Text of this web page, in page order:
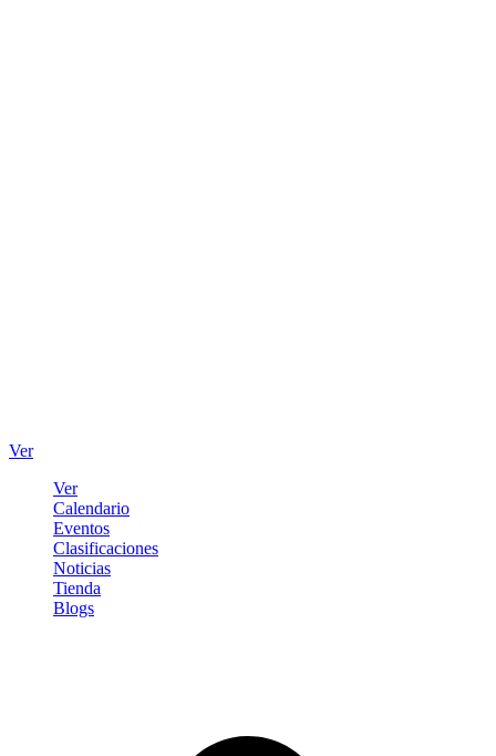
Ver
Ver
Calendario
Eventos
Clasificaciones
Noticias
Tienda
Blogs